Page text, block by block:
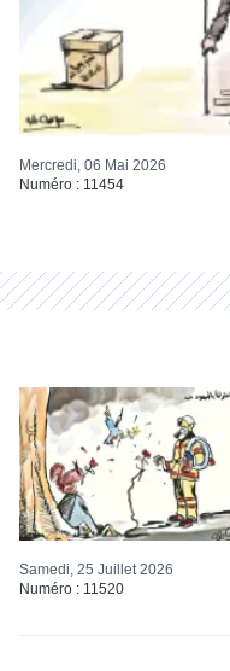
Mercredi, 06 Mai 2026
Numéro : 11454
Samedi, 25 Juillet 2026
Numéro : 11520